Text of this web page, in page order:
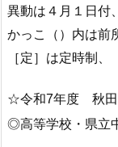
異動は４月１日付
かっこ（）内は前
［定］は定時制、
☆令和7年度 秋
◎高等学校・県立